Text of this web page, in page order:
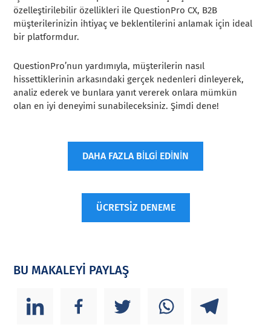
özelleştirilebilir özellikleri ile QuestionPro CX, B2B
müşterilerinizin ihtiyaç ve beklentilerini anlamak için ideal
bir platformdur.
QuestionPro’nun yardımıyla, müşterilerin nasıl
hissettiklerinin arkasındaki gerçek nedenleri dinleyerek,
analiz ederek ve bunlara yanıt vererek onlara mümkün
olan en iyi deneyimi sunabileceksiniz. Şimdi dene!
DAHA FAZLA BİLGİ EDİNİN
ÜCRETSİZ DENEME
BU MAKALEYİ PAYLAŞ